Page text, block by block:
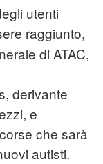
utenti
raggiunto,
di ATAC,
derivante
e
che sarà
autisti.